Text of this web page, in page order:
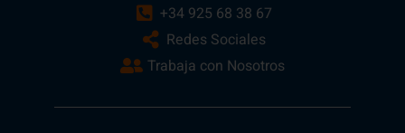
+34 925 68 38 67
Redes Sociales
Trabaja con Nosotros